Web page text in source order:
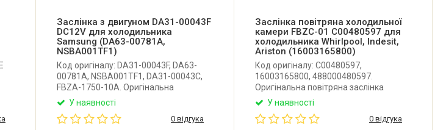
Заслінка з двигуном DA31-00043F
DC12V для холодильника
Samsung (DA63-00781A,
NSBA001TF1)
Код оригіналу: DA31-00043F, DA63-
00781A, NSBA001TF1, DA31-00043C,
FBZA-1750-10A. Оригінальна
повітряна заслінка з двигуном для
напруга: DC12V. Виробник: SONXIE
У наявності
0 відгука
Заслінка повітряна холодильної
камери FBZC-01 C00480597 для
холодильника Whirlpool, Indesit,
Ariston (16003165800)
Код оригіналу: C00480597,
16003165800, 488000480597.
Оригінальна повітряна заслінка
(демпфер) холодильної камери для
Whirlpool. Виробник: Виробник: SONXIE
У наявності
0 відгука